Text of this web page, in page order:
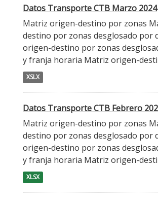
Datos Transporte CTB Marzo 2024
Matriz origen-destino por zonas
destino por zonas desglosado por
origen-destino por zonas
y franja horaria Matriz origen-
XSLX
Datos Transporte CTB Febrero
Matriz origen-destino por zonas
destino por zonas desglosado por
origen-destino por zonas
y franja horaria Matriz origen-
XLSX